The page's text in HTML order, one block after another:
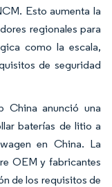
Esto aumenta la
regionales para
como la escala,
de seguridad
China anunció una
baterías de litio a
en China. La
OEM y fabricantes
de los requisitos de